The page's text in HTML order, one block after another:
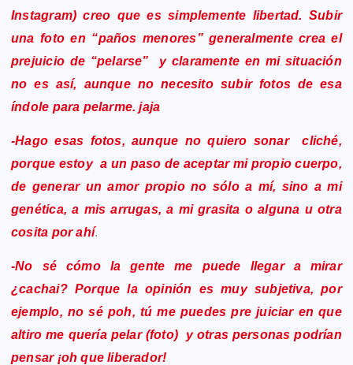
Instagram) creo que es simplemente libertad. Subir
una foto en “paños menores” generalmente crea el
prejuicio de “pelarse” y claramente en mi situación
no es así, aunque no necesito subir fotos de esa
índole para pelarme. jaja
-Hago esas fotos, aunque no quiero sonar cliché,
porque estoy a un paso de aceptar mi propio cuerpo,
de generar un amor propio no sólo a mí, sino a mi
genética, a mis arrugas, a mi grasita o alguna u otra
cosita por ahí.
-No sé cómo la gente me puede llegar a mirar
¿cachai? Porque la opinión es muy subjetiva, por
ejemplo, no sé poh, tú me puedes pre juiciar en que
altiro me quería pelar (foto) y otras personas podrían
pensar ¡oh que liberador!